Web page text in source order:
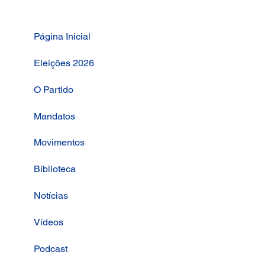
Página Inicial
Eleições 2026
O Partido
Mandatos
Movimentos
Biblioteca
Notícias
Vídeos
Podcast